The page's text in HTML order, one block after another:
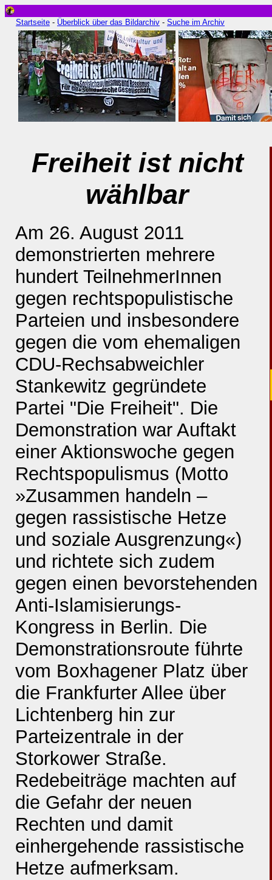
Startseite - Überblick über das Bildarchiv - Suche im Archiv
Freiheit ist nicht
wählbar
Am 26. August 2011
demonstrierten mehrere
hundert TeilnehmerInnen
gegen rechtspopulistische
Parteien und insbesondere
gegen die vom ehemaligen
CDU-Rechsabweichler
Stankewitz gegründete
Partei "Die Freiheit". Die
Demonstration war Auftakt
einer Aktionswoche gegen
Rechtspopulismus (Motto
»Zusammen handeln –
gegen rassistische Hetze
und soziale Ausgrenzung«)
und richtete sich zudem
gegen einen bevorstehenden
Anti-Islamisierungs-
Kongress in Berlin. Die
Demonstrationsroute führte
vom Boxhagener Platz über
die Frankfurter Allee über
Lichtenberg hin zur
Parteizentrale in der
Storkower Straße.
Redebeiträge machten auf
die Gefahr der neuen
Rechten und damit
einhergehende rassistische
Hetze aufmerksam.